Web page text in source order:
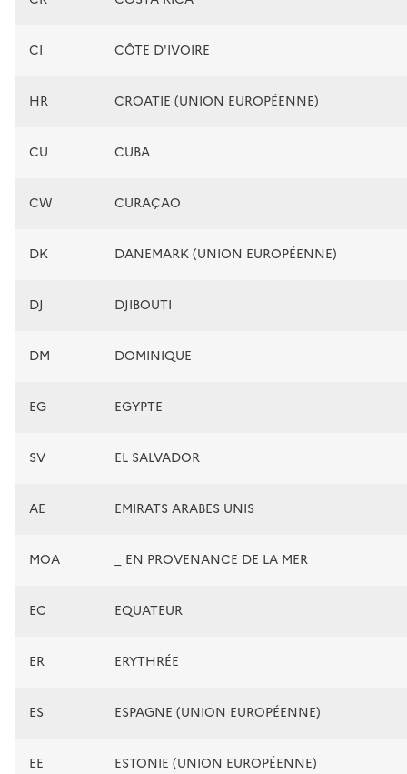
CI CÔTE D'IVOIRE
HR CROATIE (UNION EUROPÉENNE)
CU CUBA
CW CURAÇAO
DK DANEMARK (UNION EUROPÉENNE)
DJ DJIBOUTI
DM DOMINIQUE
EG EGYPTE
SV EL SALVADOR
AE EMIRATS ARABES UNIS
MOA _ EN PROVENANCE DE LA MER
EC EQUATEUR
ER ERYTHRÉE
ES ESPAGNE (UNION EUROPÉENNE)
EE ESTONIE (UNION EUROPÉENNE)